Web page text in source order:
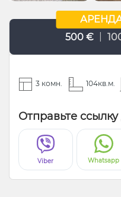
500 €
3 комн. 104кв.м.
Отправьте ссылку
Viber Whatsapp